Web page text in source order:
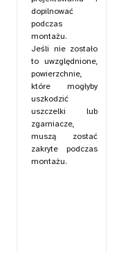
dopilnować
podczas
montażu.
Jeśli nie zostało
to uwzględnione,
powierzchnie,
które mogłyby
uszkodzić
uszczelki lub
zgarniacze,
muszą zostać
zakryte podczas
montażu.